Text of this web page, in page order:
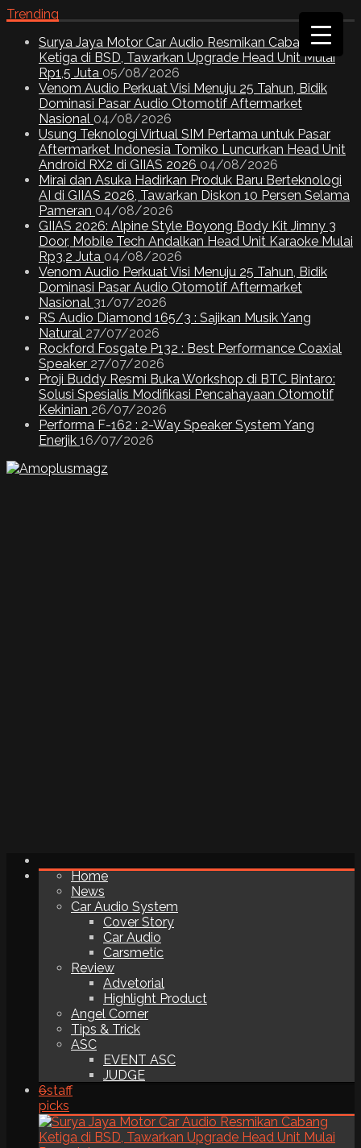
Trending
Surya Jaya Motor Car Audio Resmikan Cabang
Ketiga di BSD, Tawarkan Upgrade Head Unit Mulai
Rp1,5 Juta 05/08/2026
Venom Audio Perkuat Visi Menuju 25 Tahun, Bidik
Dominasi Pasar Audio Otomotif Aftermarket
Nasional 04/08/2026
Usung Teknologi Virtual SIM Pertama untuk Pasar
Aftermarket Indonesia Tomiko Luncurkan Head Unit
Android RX2 di GIIAS 2026 04/08/2026
Mirai dan Asuka Hadirkan Produk Baru Berteknologi
AI di GIIAS 2026, Tawarkan Diskon 10 Persen Selama
Pameran 04/08/2026
GIIAS 2026: Alpine Style Boyong Body Kit Jimny 3
Door, Mobile Tech Andalkan Head Unit Karaoke Mulai
Rp3,2 Juta 04/08/2026
Venom Audio Perkuat Visi Menuju 25 Tahun, Bidik
Dominasi Pasar Audio Otomotif Aftermarket
Nasional 31/07/2026
RS Audio Diamond 165/3 : Sajikan Musik Yang
Natural 27/07/2026
Rockford Fosgate P132 : Best Performance Coaxial
Speaker 27/07/2026
Proji Buddy Resmi Buka Workshop di BTC Bintaro:
Solusi Spesialis Modifikasi Pencahayaan Otomotif
Kekinian 26/07/2026
Performa F-162 : 2-Way Speaker System Yang
Enerjik 16/07/2026
Home
News
Car Audio System
Cover Story
Car Audio
Carsmetic
Review
Advetorial
Highlight Product
Angel Corner
Tips & Trick
ASC
EVENT ASC
JUDGE
6staff
picks